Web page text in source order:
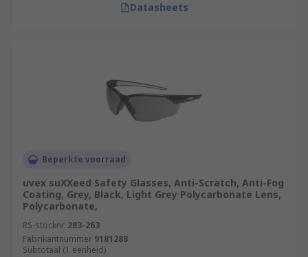
Datasheets
Beperkte voorraad
uvex suXXeed Safety Glasses, Anti-Scratch, Anti-Fog
Coating, Grey, Black, Light Grey Polycarbonate Lens,
Polycarbonate,
RS-stocknr. 283-263
Fabrikantnummer 9181288
Subtotaal (1 eenheid)